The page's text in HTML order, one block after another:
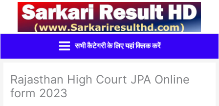
content
सभी कैटेगरी के लिए यहां क्लिक करें
Rajasthan High Court JPA Online
form 2023